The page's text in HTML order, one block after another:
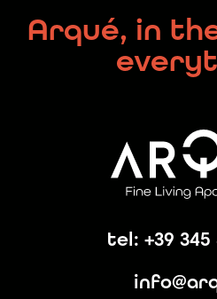
Arqué, in
tel: +39 345